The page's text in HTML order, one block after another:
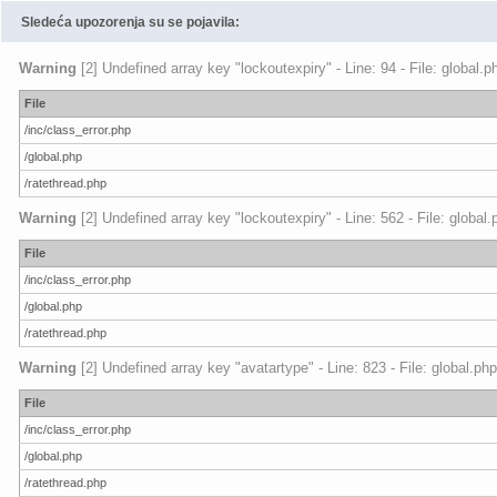
Sledeća upozorenja su se pojavila:
Warning [2] Undefined array key "lockoutexpiry" - Line: 94 - File:
File
/inc/class_error.php
/global.php
/ratethread.php
Warning [2] Undefined array key "lockoutexpiry" - Line: 562 - File:
File
/inc/class_error.php
/global.php
/ratethread.php
Warning [2] Undefined array key "avatartype" - Line: 823 - File:
File
/inc/class_error.php
/global.php
/ratethread.php